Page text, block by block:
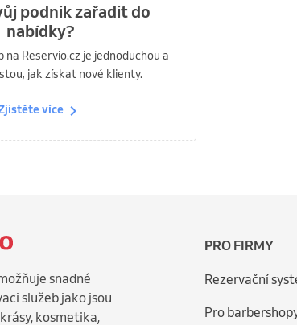
podnik zařadit do
nabídky?
na Reservio.cz je jednoduchou a
jak získat nové klienty.
více
snadné
služeb jako jsou
kosmetika,
PRO FIRMY
Rezervační
Pro